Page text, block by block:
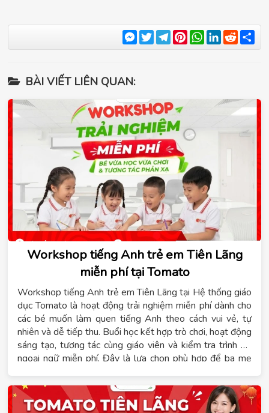
Messenger
TwitterTelegram
Pinterest
WhatsApp
LinkedIn
Reddit
BÀI VIẾT LIÊN QUAN:
Workshop tiếng Anh trẻ em Tiên Lãng
miễn phí tại Tomato
Workshop tiếng Anh trẻ em Tiên Lãng tại Hệ thống giáo
dục Tomato là hoạt động trải nghiệm miễn phí dành cho
các bé muốn làm quen tiếng Anh theo cách vui vẻ, tự
nhiên và dễ tiếp thu. Buổi học kết hợp trò chơi, hoạt động
sáng tạo, tương tác cùng giáo viên và kiểm tra trình độ
ngoại ngữ miễn phí. Đây là lựa chọn phù hợp để ba mẹ
Anh trẻ em Tiên Lãng.